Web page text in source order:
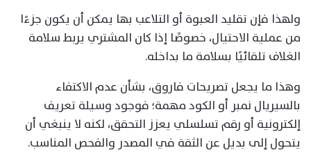
ولهذا فإن تقليد العبوة أو التلاعب بها يمكن أن يكون جزءًا
من عملية الاحتيال، خصوصًا إذا كان المشتري يربط سلامة
الغلاف تلقائيًا بسلامة ما بداخله.
وهذا ما يجعل تصريحات فاروق، بشأن عدم الاكتفاء
بالسيريال نمبر أو الكود مهمة؛ فوجود وسيلة تعريف
إلكترونية أو رقم تسلسلي يعزز التحقق، لكنه لا ينبغي أن
يتحول إلى بديل عن الثقة في المصدر والفحص المناسب.